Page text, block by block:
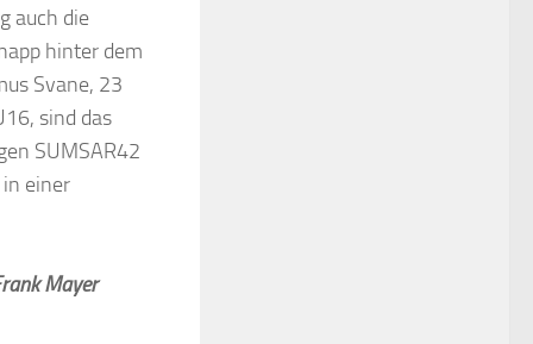
auch die
hinter dem
Svane, 23
sind das
SUMSAR42
in einer
Mayer